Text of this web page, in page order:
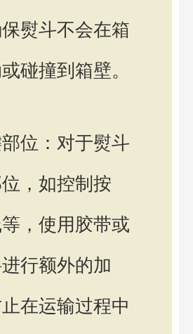
熨斗不会在箱
碰撞到箱壁。
位：对于熨斗
，如控制按
，使用胶带或
行额外的加
在运输过程中